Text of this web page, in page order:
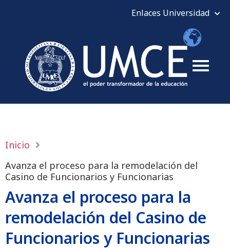
Inicio
Avanza el proceso para la remodelación del
Casino de Funcionarios y Funcionarias
Avanza el proceso para la
remodelación del Casino de
Funcionarios y Funcionarias